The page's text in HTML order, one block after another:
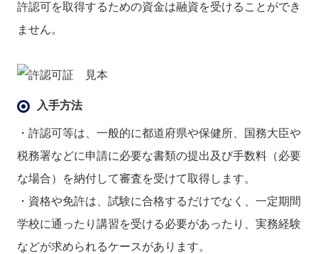
許認可を取得するための資金は融資を受けることができ
ません。
入手方法
・許認可等は、一般的に都道府県や保健所、国務大臣や
税務署などに申請に必要な書類の提出及び手数料（必要
な場合）を納付して審査を受けて取得します。
・資格や免許は、試験に合格するだけでなく、一定期間
学校に通ったり講習を受ける必要があったり、実務経験
などが求められるケースがあります。